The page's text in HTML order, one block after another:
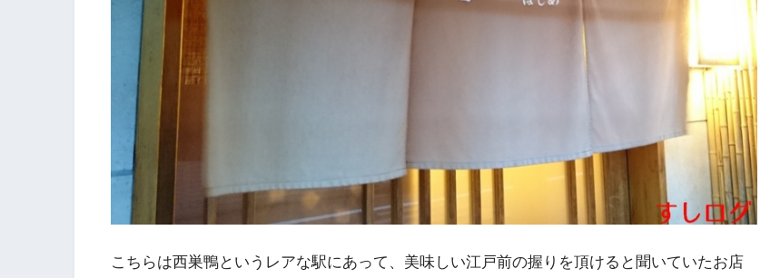
こちらは西巣鴨というレアな駅にあって、美味しい江戸前の握りを頂けると聞いていたお店